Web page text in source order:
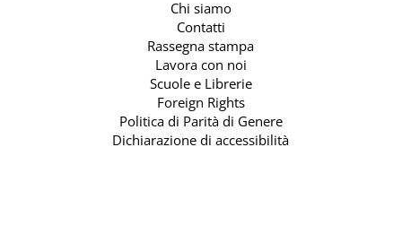
Chi siamo
Contatti
Rassegna stampa
Lavora con noi
Scuole e Librerie
Foreign Rights
Politica di Parità di Genere
Dichiarazione di accessibilità